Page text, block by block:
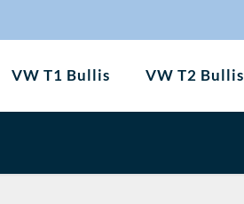
VW T1 Bullis VW T2 Bullis